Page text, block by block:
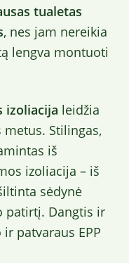
tualetas
, nes jam nereikia
lengva montuoti
izoliacija leidžia
Stilingas,
iš
izoliacija – iš
sėdynė
patirtį. Dangtis ir
patvaraus EPP